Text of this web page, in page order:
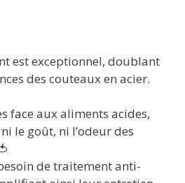
est exceptionnel, doublant
des couteaux en acier.
face aux aliments acides,
le goût, ni l’odeur des
de traitement anti-